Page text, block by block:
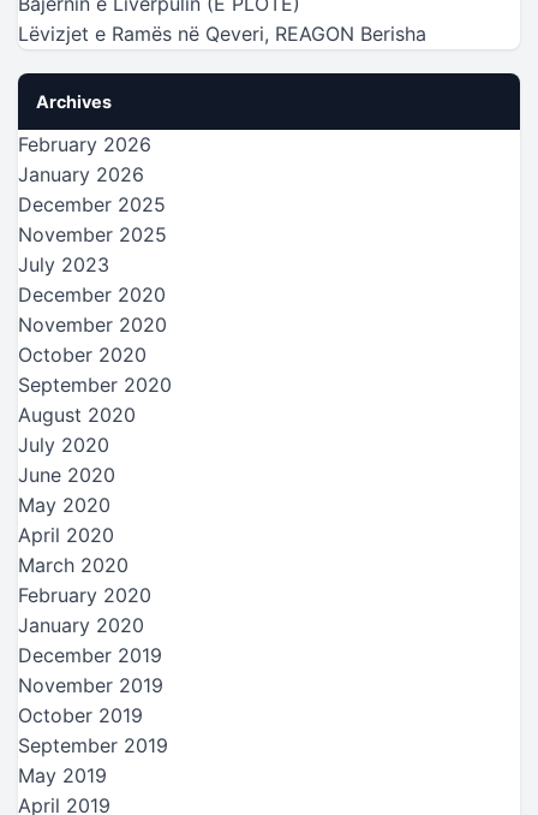
Lëvizjet e Ramës në Qeveri, REAGON Berisha
Archives
February 2026
January 2026
December 2025
November 2025
July 2023
December 2020
November 2020
October 2020
September 2020
August 2020
July 2020
June 2020
May 2020
April 2020
March 2020
February 2020
January 2020
December 2019
November 2019
October 2019
September 2019
May 2019
April 2019